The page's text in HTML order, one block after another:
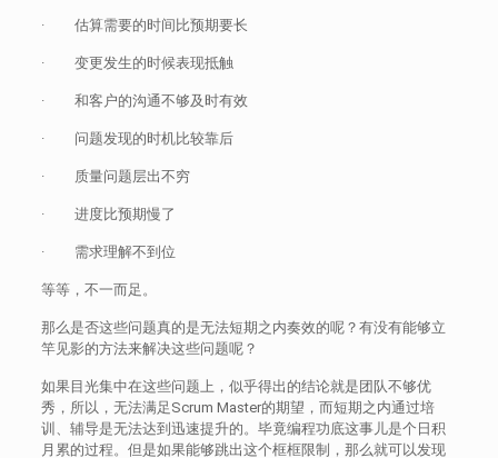
· 估算需要的时间比预期要长
· 变更发生的时候表现抵触
· 和客户的沟通不够及时有效
· 问题发现的时机比较靠后
· 质量问题层出不穷
· 进度比预期慢了
· 需求理解不到位
等等，不一而足。
那么是否这些问题真的是无法短期之内奏效的呢？有没有能够立
竿见影的方法来解决这些问题呢？
如果目光集中在这些问题上，似乎得出的结论就是团队不够优
秀，所以，无法满足Scrum Master的期望，而短期之内通过培
训、辅导是无法达到迅速提升的。毕竟编程功底这事儿是个日积
月累的过程。但是如果能够跳出这个框框限制，那么就可以发现